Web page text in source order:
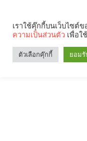
เราใช้คุ๊กกี้บนเว็บไซต์
ความเป็นส่วนตัว เพื่อใ
ตัวเลือกคุ๊กกี้ ยอมรั